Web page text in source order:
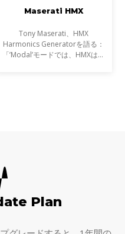
Maserati HMX
Tony Maserati、HMX
Harmonics Generatorを語る：
「’Modal’モードでは、HMXは適
Plan